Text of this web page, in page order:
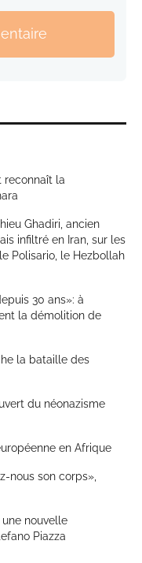
reconnaît la
Ghadiri, ancien
infiltré en Iran, sur les
Polisario, le Hezbollah
30 ans»: à
la démolition de
la bataille des
du néonazisme
en Afrique
nous son corps»,
nouvelle
Piazza